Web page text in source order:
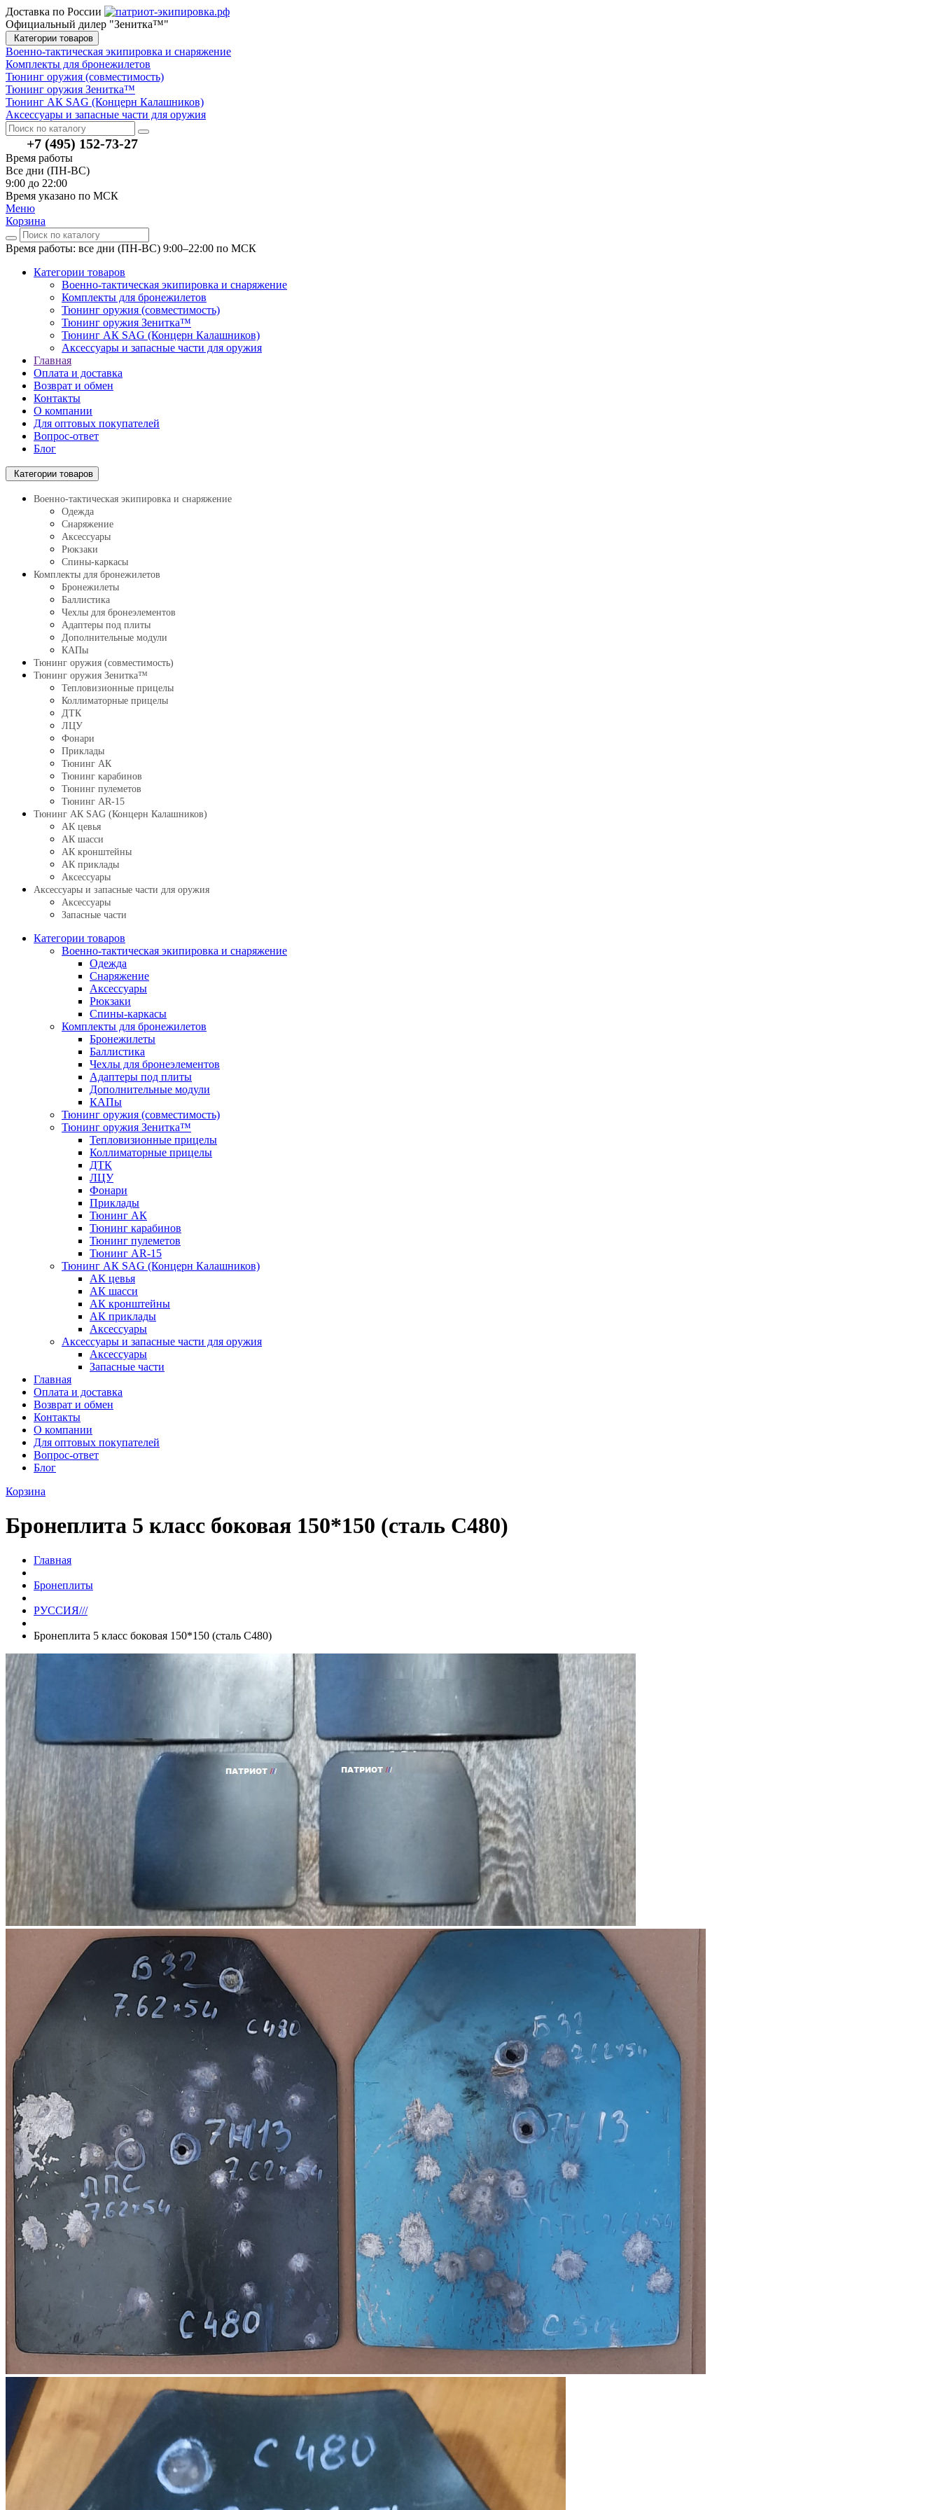
Доставка по России
Официальный дилер "Зенитка™"
Категории товаров
Военно-тактическая экипировка и снаряжение
Комплекты для бронежилетов
Тюнинг оружия (совместимость)
Тюнинг оружия Зенитка™
Тюнинг АК SAG (Концерн Калашников)
Аксессуары и запасные части для оружия
+7 (495) 152-73-27
Время работы
Все дни (ПН-ВС)
9:00 до 22:00
Время указано по МСК
Меню
Корзина
Время работы: все дни (ПН-ВС) 9:00–22:00 по МСК
Категории товаров
Военно-тактическая экипировка и снаряжение
Комплекты для бронежилетов
Тюнинг оружия (совместимость)
Тюнинг оружия Зенитка™
Тюнинг АК SAG (Концерн Калашников)
Аксессуары и запасные части для оружия
Главная
Оплата и доставка
Возврат и обмен
Контакты
О компании
Для оптовых покупателей
Вопрос-ответ
Блог
Категории товаров
Военно-тактическая экипировка и снаряжение
Одежда
Снаряжение
Аксессуары
Рюкзаки
Спины-каркасы
Комплекты для бронежилетов
Бронежилеты
Баллистика
Чехлы для бронеэлементов
Адаптеры под плиты
Дополнительные модули
КАПы
Тюнинг оружия (совместимость)
Тюнинг оружия Зенитка™
Тепловизионные прицелы
Коллиматорные прицелы
ДТК
ЛЦУ
Фонари
Приклады
Тюнинг АК
Тюнинг карабинов
Тюнинг пулеметов
Тюнинг AR-15
Тюнинг АК SAG (Концерн Калашников)
АК цевья
АК шасси
АК кронштейны
АК приклады
Аксессуары
Аксессуары и запасные части для оружия
Аксессуары
Запасные части
Категории товаров
Военно-тактическая экипировка и снаряжение
Одежда
Снаряжение
Аксессуары
Рюкзаки
Спины-каркасы
Комплекты для бронежилетов
Бронежилеты
Баллистика
Чехлы для бронеэлементов
Адаптеры под плиты
Дополнительные модули
КАПы
Тюнинг оружия (совместимость)
Тюнинг оружия Зенитка™
Тепловизионные прицелы
Коллиматорные прицелы
ДТК
ЛЦУ
Фонари
Приклады
Тюнинг АК
Тюнинг карабинов
Тюнинг пулеметов
Тюнинг AR-15
Тюнинг АК SAG (Концерн Калашников)
АК цевья
АК шасси
АК кронштейны
АК приклады
Аксессуары
Аксессуары и запасные части для оружия
Аксессуары
Запасные части
Главная
Оплата и доставка
Возврат и обмен
Контакты
О компании
Для оптовых покупателей
Вопрос-ответ
Блог
Корзина
Бронеплита 5 класс боковая 150*150 (сталь С480)
Главная
Бронеплиты
РУССИЯ///
Бронеплита 5 класс боковая 150*150 (сталь С480)